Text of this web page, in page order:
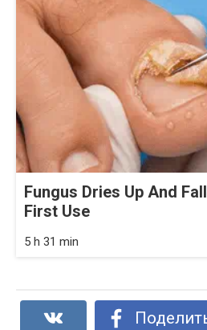
Fungus Dries Up And
First Use
5 h 31 min